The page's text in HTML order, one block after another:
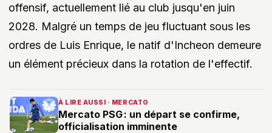
offensif, actuellement lié au club jusqu'en juin
2028. Malgré un temps de jeu fluctuant sous les
ordres de Luis Enrique, le natif d'Incheon demeure
un élément précieux dans la rotation de l'effectif.
À LIRE AUSSI · MERCATO
Mercato PSG : un départ se confirme,
officialisation imminente